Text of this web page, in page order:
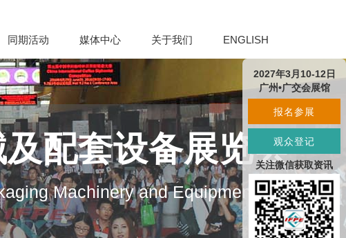
同期活动 媒体中心 关于我们 ENGLISH
配套设备展览会
Machinery and Equipment
2027年3月10-12日
广州•广交会展馆
报名参展
观众登记
关注微信获取资讯